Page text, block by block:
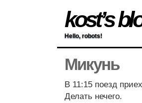
kost’s
Hello, robots!
Микунь
В 11:15 поезд
Делать нечего.